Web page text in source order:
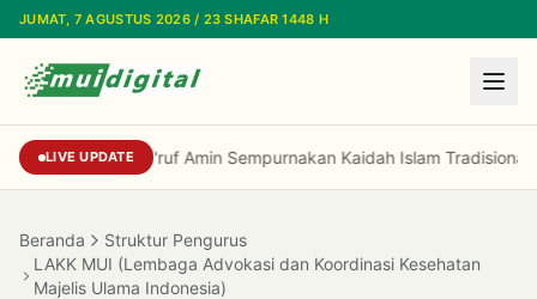
Lewati ke konten utama
JUMAT, 7 AGUSTUS 2026 / 23 SHAFAR 1448 H
LIVE UPDATE Prof Niam: Kiai Ma'ruf Amin Sempurnakan
Beranda
Struktur Pengurus
LAKK MUI (Lembaga Advokasi dan Koordinasi Kesehatan
Majelis Ulama Indonesia)